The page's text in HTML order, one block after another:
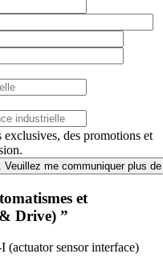
des promotions et
et
Drive) ”
(actuator sensor interface)